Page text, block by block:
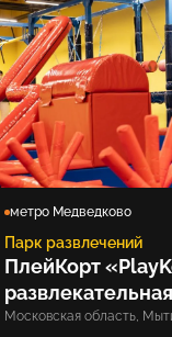
метро Медведково
Парк развлечений
ПлейКорт
Московская область,